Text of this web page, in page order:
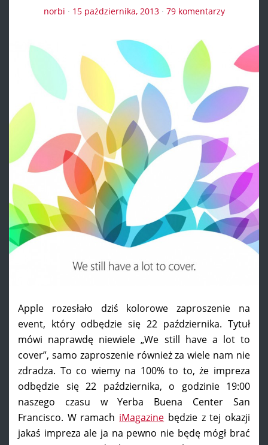
norbi · 15 października, 2013· 79 komentarzy
Apple rozesłało dziś kolorowe zaproszenie na
event, który odbędzie się 22 października. Tytuł
mówi naprawdę niewiele „We still have a lot to
cover”, samo zaproszenie również za wiele nam nie
zdradza. To co wiemy na 100% to to, że impreza
odbędzie się 22 października, o godzinie 19:00
naszego czasu w Yerba Buena Center San
Francisco. W ramach iMagazine będzie z tej okazji
jakaś impreza ale ja na pewno nie będę mógł brać